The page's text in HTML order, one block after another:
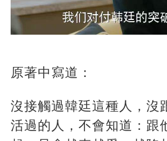
原著中寫道：
沒接觸過韓廷這種人，沒
活過的人，不會知道：跟